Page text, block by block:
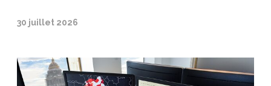
30 juillet 2026